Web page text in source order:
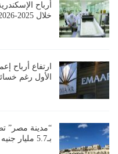
خلال 2025-2026
الأول رغم
بـ5.7 مليار جنيه بالنصف الأول